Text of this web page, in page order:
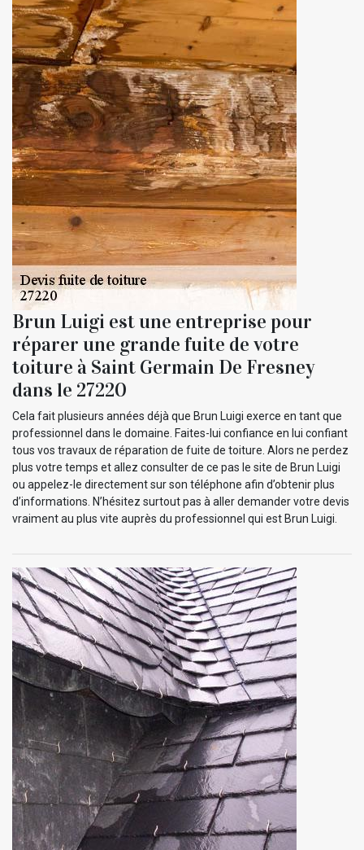
Brun Luigi est une entreprise pour
réparer une grande fuite de votre
toiture à Saint Germain De Fresney
dans le 27220
Cela fait plusieurs années déjà que Brun Luigi exerce en tant que
professionnel dans le domaine. Faites-lui confiance en lui confiant
tous vos travaux de réparation de fuite de toiture. Alors ne perdez
plus votre temps et allez consulter de ce pas le site de Brun Luigi
ou appelez-le directement sur son téléphone afin d’obtenir plus
d’informations. N’hésitez surtout pas à aller demander votre devis
vraiment au plus vite auprès du professionnel qui est Brun Luigi.